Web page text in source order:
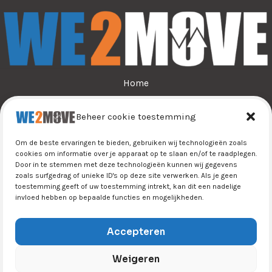
Beheer cookie toestemming
Om de beste ervaringen te bieden, gebruiken wij technologieën zoals
cookies om informatie over je apparaat op te slaan en/of te raadplegen.
Door in te stemmen met deze technologieën kunnen wij gegevens
zoals surfgedrag of unieke ID's op deze site verwerken. Als je geen
toestemming geeft of uw toestemming intrekt, kan dit een nadelige
invloed hebben op bepaalde functies en mogelijkheden.
Accepteren
Weigeren
Home
Sporten
Tijn&Do
Winkel
Contact